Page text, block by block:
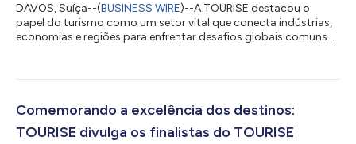
DAVOS, Suíça--(BUSINESS WIRE)--A TOURISE destacou o
papel do turismo como um setor vital que conecta indústrias,
economias e regiões para enfrentar desafios globais comuns
reconhecido pela TOURISE como um setor estratégico,
impulsionando todos os setores em que atua. Sua Excelência
Comemorando a excelência dos destinos:
TOURISE divulga os finalistas do TOURISE